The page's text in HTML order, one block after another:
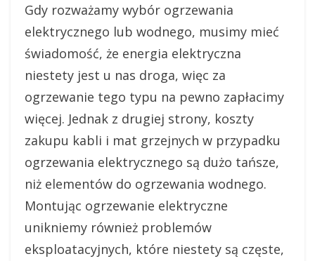
Gdy rozważamy wybór ogrzewania
elektrycznego lub wodnego, musimy mieć
świadomość, że energia elektryczna
niestety jest u nas droga, więc za
ogrzewanie tego typu na pewno zapłacimy
więcej. Jednak z drugiej strony, koszty
zakupu kabli i mat grzejnych w przypadku
ogrzewania elektrycznego są dużo tańsze,
niż elementów do ogrzewania wodnego.
Montując ogrzewanie elektryczne
unikniemy również problemów
eksploatacyjnych, które niestety są częste,